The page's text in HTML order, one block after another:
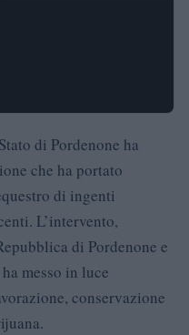
di Pordenone ha
che ha portato
di ingenti
L’intervento,
di Pordenone e
messo in luce
conservazione